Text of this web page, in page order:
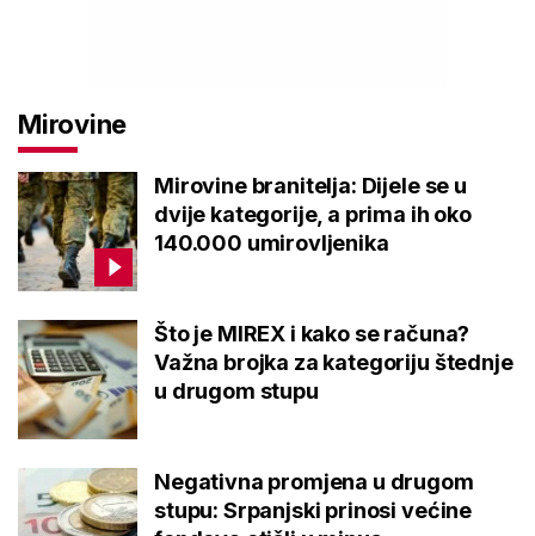
Mirovine
Mirovine branitelja: Dijele se u
dvije kategorije, a prima ih oko
140.000 umirovljenika
Što je MIREX i kako se računa?
Važna brojka za kategoriju štednje
u drugom stupu
Negativna promjena u drugom
stupu: Srpanjski prinosi većine